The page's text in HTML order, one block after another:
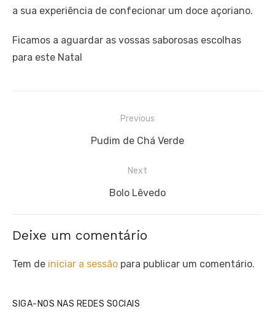
a sua experiência de confecionar um doce açoriano.
Ficamos a aguardar as vossas saborosas escolhas
para este Natal
Previous
Previous
Pudim de Chá Verde
Next
Next
Bolo Lêvedo
Deixe um comentário
Tem de iniciar a sessão para publicar um comentário.
SIGA-NOS NAS REDES SOCIAIS